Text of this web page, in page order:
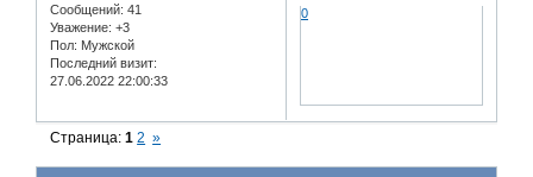
Сообщений: 41
Уважение: +3
Пол: Мужской
Последний визит:
27.06.2022 22:00:33
0
Страница:1 2 »